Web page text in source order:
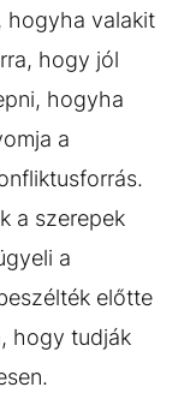
hogyha valakit
hogy jól
hogyha
a
a szerepek
a
előtte
hogy tudják